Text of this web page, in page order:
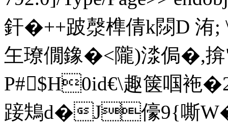
釬�++跛漀榫倩k閯D
玍璙僩鐌�<隴)渁侷�,
P#$H0id€\趣箧啯袘
踥鴩d�J儫9{嘶